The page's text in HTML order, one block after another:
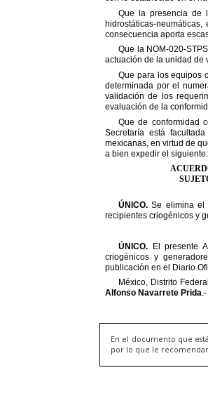
En el documento que
por lo que le